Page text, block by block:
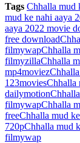
Tags Chhalla mud
mud ke nahi aaya
aaya 2022 movie
free download
filmywapChhalla
filmyzillaChhalla
mp4moviez
123moviesChhalla
dailymotion
filmywapChhalla
freeChhalla mud
720pChhalla mud
filmywap